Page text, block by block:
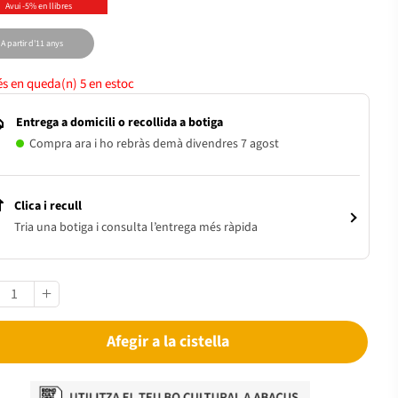
Avui -5% en llibres
A partir d'11 anys
en queda(n)5en estoc
Entrega a domicili o recollida a botiga
Compra ara i ho rebràs demà divendres 7 agost
Clica i recull
Tria una botiga i consulta l’entrega més ràpida
Afegir a la cistella